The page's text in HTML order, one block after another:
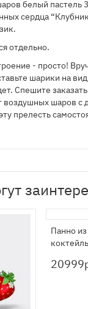
белый пастель
сердца
отдельно.
- просто!
шарики на
Спешите
воздушных шаров с
прелесть
Панно
20999